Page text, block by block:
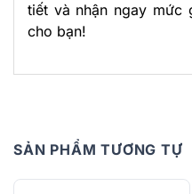
tiết và nhận ngay mức
cho bạn!
SẢN PHẨM TƯƠNG TỰ